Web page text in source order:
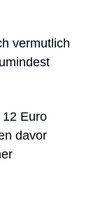
vermutlich
12 Euro
davor